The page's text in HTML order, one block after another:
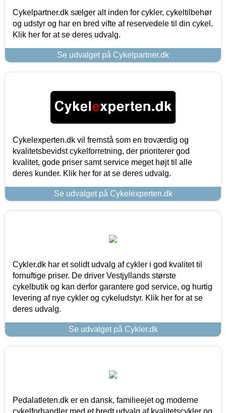
Cykelpartner.dk sælger alt inden for cykler, cykeltilbehør
og udstyr og har en bred vifte af reservedele til din cykel.
Klik her for at se deres udvalg.
Se udvalget på Cykelpartner.dk
Cykelexperten.dk vil fremstå som en troværdig og
kvalitetsbevidst cykelforretning, der prioriterer god
kvalitet, gode priser samt service meget højt til alle
deres kunder. Klik her for at se deres udvalg.
Se udvalget på Cykelexperten.dk
Cykler.dk har et solidt udvalg af cykler i god kvalitet til
fornuftige priser. De driver Vestjyllands største
cykelbutik og kan derfor garantere god service, og hurtig
levering af nye cykler og cykeludstyr. Klik her for at se
deres udvalg.
Se udvalget på Cykler.dk
Pedalatleten.dk er en dansk, familieejet og moderne
cykelforhandler med et bredt udvalg af kvalitetscykler og